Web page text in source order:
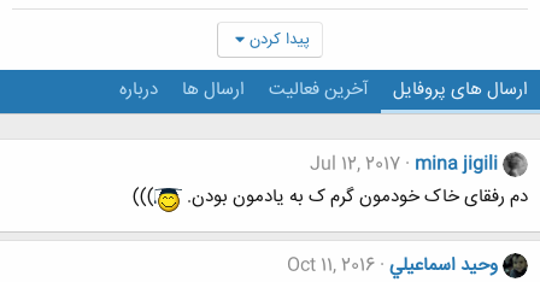
پیدا کردن
ارسال های پروفایل آخرین فعالیت ارسال ها درباره
mina jigili
Jul 12, 2017
دم رفقای خاک خودمون گرم ک به یادمون بودن.
)))
وحيد اسماعيلي Oct 11, 2016